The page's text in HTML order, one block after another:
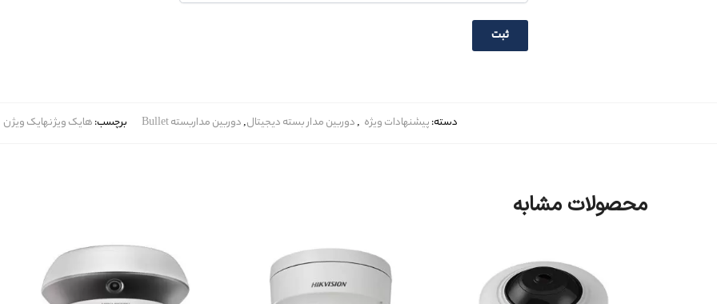
دسته:پیشنهادات ویژه ,دوربین مدار بسته دیجیتال,دوربین مداربسته Bullet برچسب:هایک ویژنهایک ویژن
محصولات مشابه